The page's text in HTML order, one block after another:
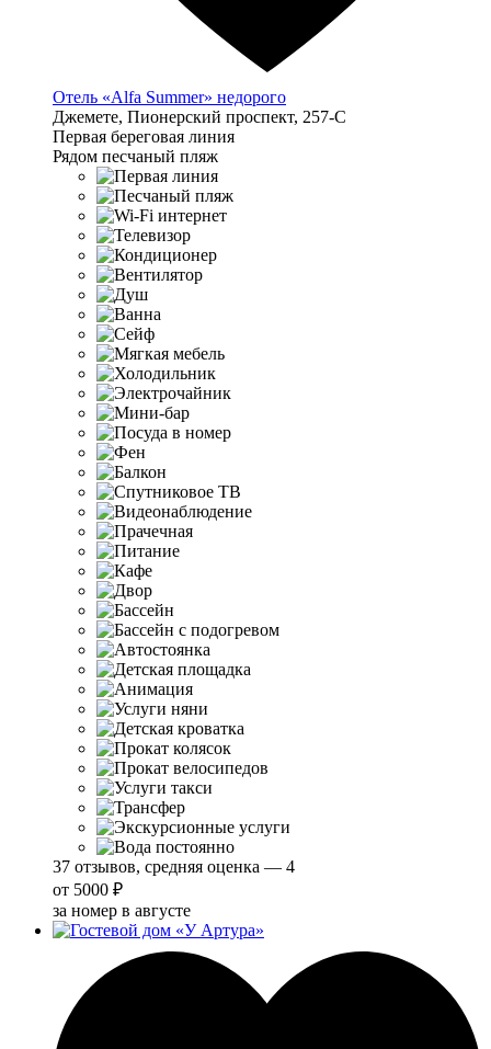
Отель «Alfa Summer» недорого
Джемете, Пионерский проспект, 257-С
Первая береговая линия
Рядом песчаный пляж
37 отзывов, средняя оценка — 4
от 5000 ₽
за номер в августе